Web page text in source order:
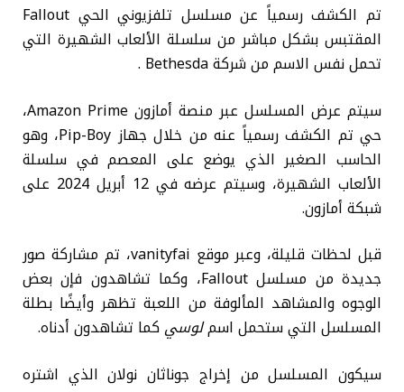
تم الكشف رسمياً عن مسلسل تلفزيوني الحي Fallout
المقتبس بشكل مباشر من سلسلة الألعاب الشهيرة التي
تحمل نفس الاسم من شركة Bethesda .
سيتم عرض المسلسل عبر منصة أمازون Amazon Prime،
حي تم الكشف رسمياً عنه من خلال جهاز Pip-Boy، وهو
الحاسب الصغير الذي يوضع على المعصم في سلسلة
الألعاب الشهيرة، وسيتم عرضه في 12 أبريل 2024 على
شبكة أمازون.
قبل لحظات قليلة، وعبر موقع vanityfai، تم مشاركة صور
جديدة من مسلسل Fallout، وكما تشاهدون فإن بعض
الوجوه والمشاهد المألوفة من اللعبة تظهر وأيضًا بطلة
المسلسل التي ستحمل اسملوسيكما تشاهدون أدناه.
سيكون المسلسل من إخراج جوناثان نولان الذي اشتره